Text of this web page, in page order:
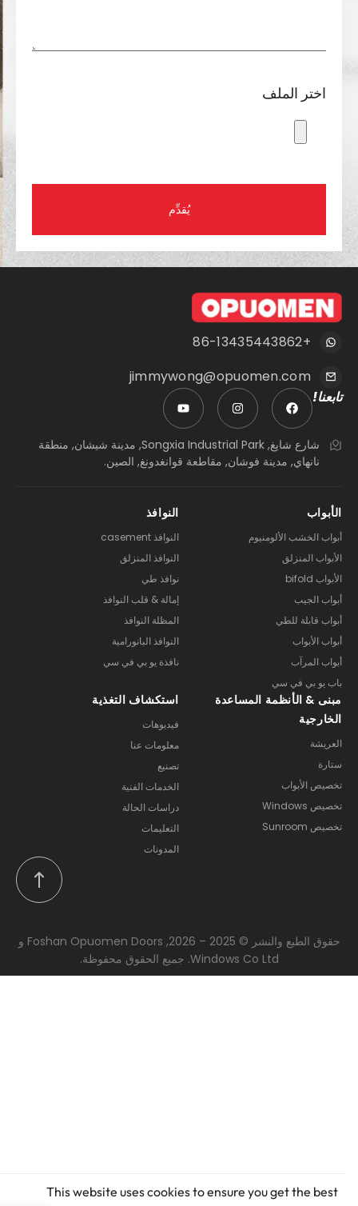
اختر الملف
يُقدِّم
jimmywong@opuomen.com
تابعنا!
شارع شايغ, Songxia Industrial Park, مدينة شيشان, منطقة
نانهاي, مدينة فوشان, مقاطعة قوانغدونغ, الصين.
الأبواب
أبواب الخشب الألومنيوم
الأبواب المنزلق
الأبواب bifold
أبواب الجيب
أبواب قابلة للطي
أبواب الأبواب
أبواب المرآب
باب يو بي في سي
النوافذ
النوافذ casement
النوافذ المنزلق
نوافذ طي
إمالة & قلب النوافذ
المظلة النوافذ
النوافذ البانورامية
نافذة يو بي في سي
مبنى & الأنظمة المساعدة
الخارجية
العريشة
ستارة
تخصيص الأبواب
تخصيص Windows
تخصيص Sunroom
استكشاف التغذية
فيديوهات
معلومات عنا
تصنيع
الخدمات الفنية
دراسات الحالة
التعليمات
المدونات
حقوق الطبع والنشر © 2025 – 2026, Foshan Opuomen Doors و
Windows Co Ltd. جميع الحقوق محفوظة.
This website uses cookies to ensure you get the best